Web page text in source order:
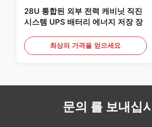
28U 통합된 외부 전력 캐비닛 직진
시스템 UPS 배터리 에너지 저장 장
최상의 가격을 얻으세요
문의 를 보내십